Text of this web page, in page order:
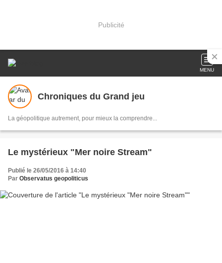
Publicité
MENU
Chroniques du Grand jeu
La géopolitique autrement, pour mieux la comprendre...
Le mystérieux "Mer noire Stream"
Publié le 26/05/2016 à 14:40
Par Observatus geopoliticus